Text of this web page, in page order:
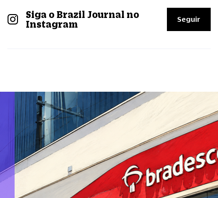
Siga o Brazil Journal no
Instagram
Seguir